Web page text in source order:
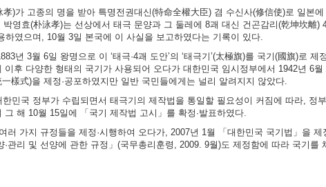
孝)가 고종의 명을 받아 특명전권대신(特命全權大臣) 겸 수신사(修信使)로 일본
영효(朴泳孝)는 선상에서 태극 문양과 그 둘레에 8괘 대신 건곤감리(乾坤坎離)
하였으며, 10월 3일 본국에 이 사실을 보고하였다는 기록이 있다.
년 3월 6일 왕명으로 이 ‘태극·4괘 도안’의 ‘태극기’(太極旗)를 국기(國旗)로
이후 다양한 형태의 국기가 사용되어 오다가 대한민국 임시정부에서 1942년 6
樣式)을 제정·공포하였지만 일반 국민들에게는 널리 알려지지 않았다.
한민국 정부가 수립되면서 태극기의 제작법을 통일할 필요성이 커짐에 따라, 정
그 해 10월 15일에 「국기 제작법 고시」를 확정·발표하였다.
러 가지 규정들을 제정·시행하여 오다가, 2007년 1월 「대한민국 국기법」을
·관리 및 선양에 관한 규정」(국무총리훈령, 2009. 9월)도 제정함에 따라 국기를